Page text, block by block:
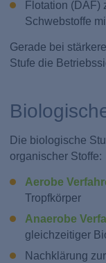
Flotation (DAF)
Schwebstoffe
Gerade bei
Stufe die
Die biologische
organischer Stoffe:
Aerobe
Tropfkörper
Anaerobe
gleichzeitiger
Nachklärung